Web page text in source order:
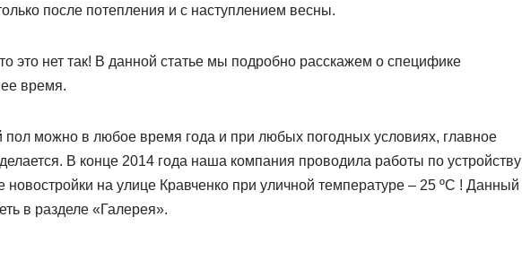
после потепления и с наступлением весны.
это нет так! В данной статье мы подробно расскажем о специфике
время.
пол можно в любое время года и при любых погодных условиях, главное
делается. В конце 2014 года наша компания проводила работы по устройству
на улице Кравченко при уличной температуре – 25 ºС ! Данный
в разделе «Галерея».